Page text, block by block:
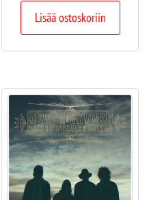
Lisää ostoskoriin